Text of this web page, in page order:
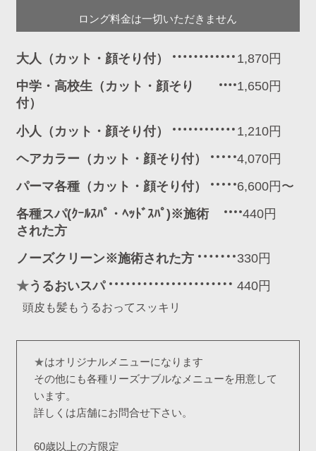
ロング料金は一切いただきません
大人（カット・顔そり付）
1,870円
中学・高校生（カット・顔そり
付）
1,650円
小人（カット・顔そり付）
1,210円
ヘアカラー（カット・顔そり付）
4,070円
パーマ各種（カット・顔そり付）
6,600円〜
各種スパ(ｸｰﾙｽﾊﾟ・ﾍｯﾄﾞｽﾊﾟ)※施術
された方
440円
ノーズクリーン※施術された方
330円
★うるおいスパ 440円
頭皮も髪もうるおってスッキリ
★はオリジナルメニューになります
その他にも各種リーズナブルなメニューを用意して
います。
詳しくは店舗にお問合せ下さい。
60歳以上の方限定